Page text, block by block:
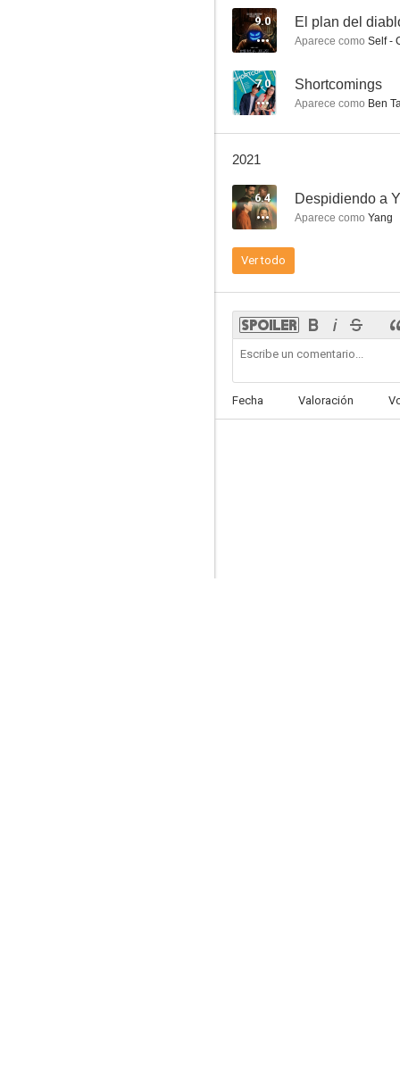
9.0 El plan del
Aparece como Self -
7.0 Shortcomings
Aparece como Ben
2021
6.4 Despidiendo a
Aparece como Yang
Ver todo
Fecha Valoración